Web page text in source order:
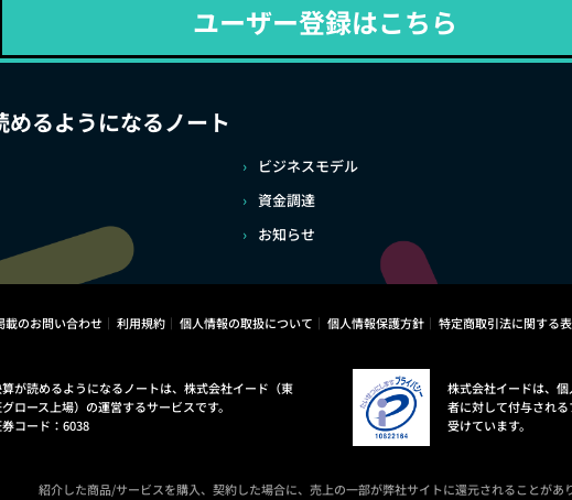
ユーザー登録はこちら
めるようになるノート
ビジネスモデル
資金調達
お知らせ
載のお問い合わせ 利用規約 個人情報の取扱について 個人情報保護方針 特定商取引法に関する
が読めるようになるノートは、株式会社イード（東
ロース上場）の運営するサービスです。
コード：6038
株式会社イードは、
者に対して付与され
受けています。
紹介した商品/サービスを購入、契約した場合に、売上の一部が弊社サイトに還元されることがあ